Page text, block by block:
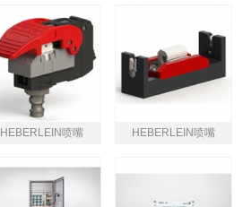
HEBERLEIN喷嘴 HEBERLEIN喷嘴